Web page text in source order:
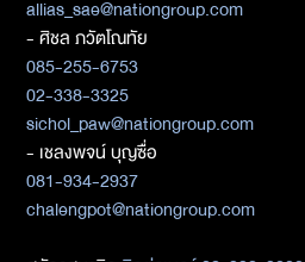
allias_sae@nationgroup.com
- ศิชล ภวัตโณทัย
085-255-6753
02-338-3325
sichol_paw@nationgroup.com
- เชลงพจน์ บุญซื่อ
081-934-2937
chalengpot@nationgroup.com